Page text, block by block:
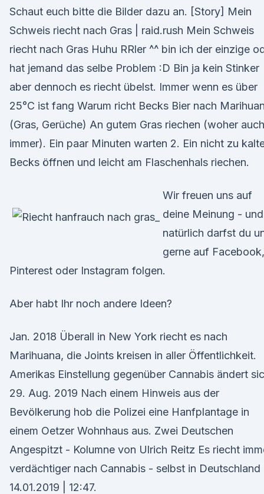
Schaut euch bitte die Bilder dazu an. [Story] Mein
Schweis riecht nach Gras | raid.rush Mein Schweis
riecht nach Gras Huhu RRler ^^ bin ich der einzige
hat jemand das selbe Problem :D Bin ja kein Stinker
aber dennoch es riecht übelst. Immer wenn es über
25°C ist fang Warum richt Becks Bier nach
(Gras, Gerüche) An gutem Gras riechen (woher auch
immer). Ein paar Minuten warten 2. Ein nicht zu
Becks öffnen und leicht am Flaschenhals riechen.
Wir freuen uns auf
deine Meinung - und
natürlich darfst du
gerne auf Facebook,
Pinterest oder Instagram folgen.
Aber habt Ihr noch andere Ideen?
Jan. 2018 Überall in New York riecht es nach
Marihuana, die Joints kreisen in aller Öffentlichkeit.
Amerikas Einstellung gegenüber Cannabis ändert
29. Aug. 2019 Nach einem Hinweis aus der
Bevölkerung hob die Polizei eine Hanfplantage in
einem Oetzer Wohnhaus aus. Zwei Deutschen
Angespitzt - Kolumne von Ulrich Reitz Es riecht
verdächtiger nach Cannabis - selbst in Deutschland
14.01.2019 | 12:47.